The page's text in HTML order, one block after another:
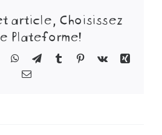
article, Choisissez
Plateforme!
WhatsApp
TelegramTumblr Pinterest
Vk
Xing
Email